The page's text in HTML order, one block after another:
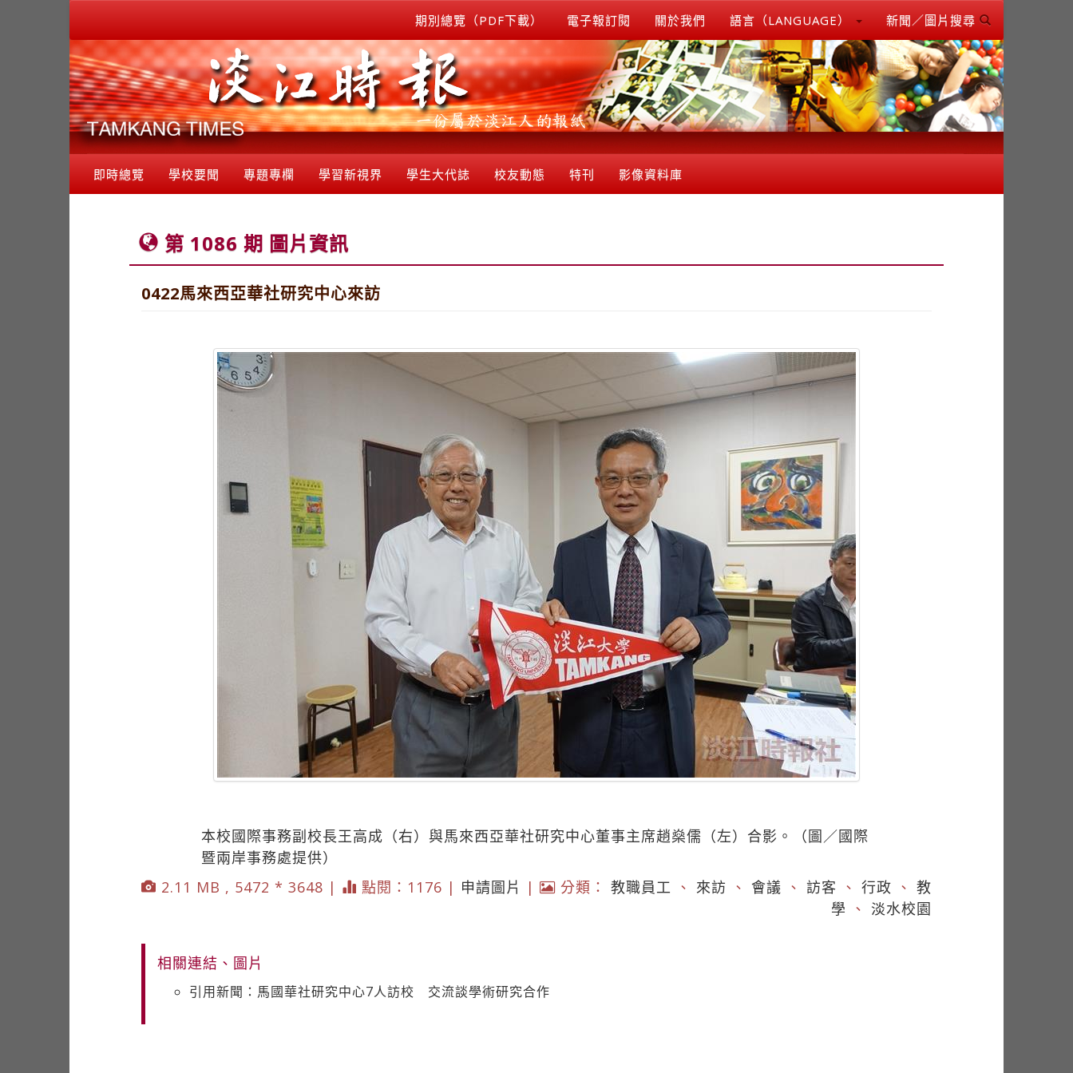
期別總覽（PDF下載） 電子報訂閱 關於我們 語言（LANGUAGE） 新聞／圖片搜尋
即時總覽 學校要聞 專題專欄 學習新視界 學生大代誌 校友動態 特刊 影像資料庫
第 1086 期 圖片資訊
0422馬來西亞華社研究中心來訪
本校國際事務副校長王高成（右）與馬來西亞華社研究中心董事主席趙燊儒（左）合影。（圖／國際
暨兩岸事務處提供）
2.11 MB , 5472 * 3648 |
點閱：1176 | 申請圖片 | 分類： 教職員工 、 來訪 、 會議 、 訪客 、 行政 、 教
學 、 淡水校園
相關連結、圖片
引用新聞：馬國華社研究中心7人訪校 交流談學術研究合作